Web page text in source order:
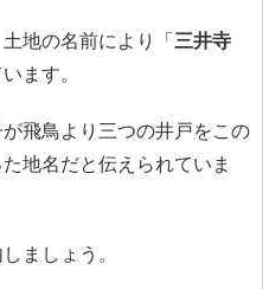
地の名前により「三井寺
ます。
飛鳥より三つの井戸をこの
地名だと伝えられていま
ましょう。